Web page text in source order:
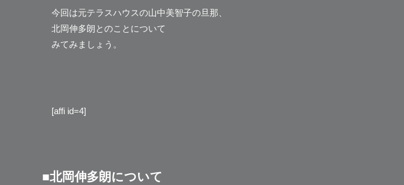
今回は元テラスハウスの山中美智子の旦那、
北岡伸多朗とのことについて
みてみましょう。
[affi id=4]
■北岡伸多朗について